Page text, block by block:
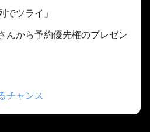
でツライ」
んから予約優先権のプレゼン
チャンス